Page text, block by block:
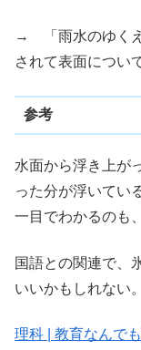
→ 「雨水のゆくえ
されて表面につい
参考
水面から浮き上が
った分が浮いてい
一目でわかるのも
国語との関連で、
いいかもしれない。
理科 | 教育なんで